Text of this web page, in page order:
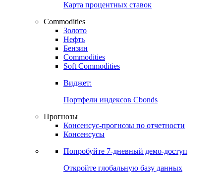
Карта процентных ставок
Commodities
Золото
Нефть
Бензин
Commodities
Soft Commodities
Виджет:
Портфели индексов Cbonds
Прогнозы
Консенсус-прогнозы по отчетности
Консенсусы
Попробуйте 7-дневный демо-доступ
Откройте глобальную базу данных